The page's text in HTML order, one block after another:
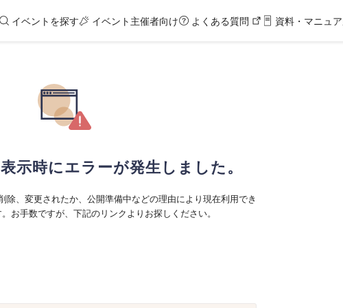
イベントを探す イベント主催者向け よくある質問 資料・マニュ
示時にエラーが発生しました。
除、変更されたか、公開準備中などの理由により現在利用でき
お手数ですが、下記のリンクよりお探しください。